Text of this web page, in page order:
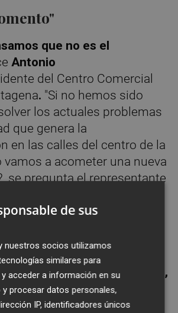
que no es el
Antonio
del Centro Comercial
. "Si no hemos sido
los actuales problemas
que genera la
en las calles del centro de la
vamos a acometer una nueva
se pregunta el representante
con ruido excesivo,
de movilidad,
las terrazas, y
de sus
nuestros socios utilizamos
similares para
acceder a información en su
y procesar datos personales,
IP, identificadores únicos